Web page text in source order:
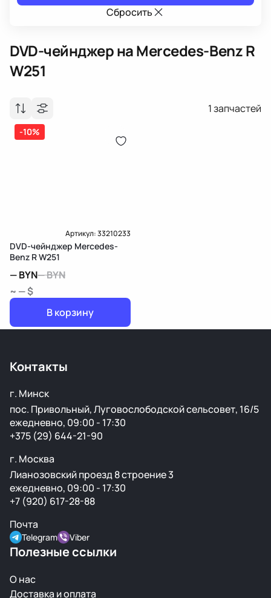
Сбросить
DVD-чейнджерна Mercedes-Benz R
W251
1запчастей
-10%
Артикул:33210233
DVD-чейнджер Mercedes-
Benz R W251
—BYN—BYN
~ — $
В корзину
Контакты
г. Минск
пос. Привольный, Луговослободской сельсовет, 16/5
ежедневно, 09:00 - 17:30
+375 (29) 644-21-90
г. Москва
Лианозовский проезд 8 строение 3
ежедневно, 09:00 - 17:30
+7 (920) 617-28-88
Почта
Telegram Viber
Полезные ссылки
О нас
Доставка и оплата